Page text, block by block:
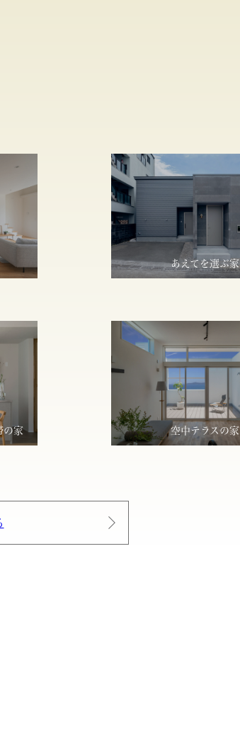
あえてを選ぶ家
の家 空中テラスの家